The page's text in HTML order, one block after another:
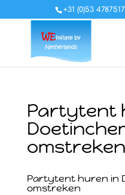
+31 (0)53 4787517
Partytent
omstreken
Partytent huren in
omstreken